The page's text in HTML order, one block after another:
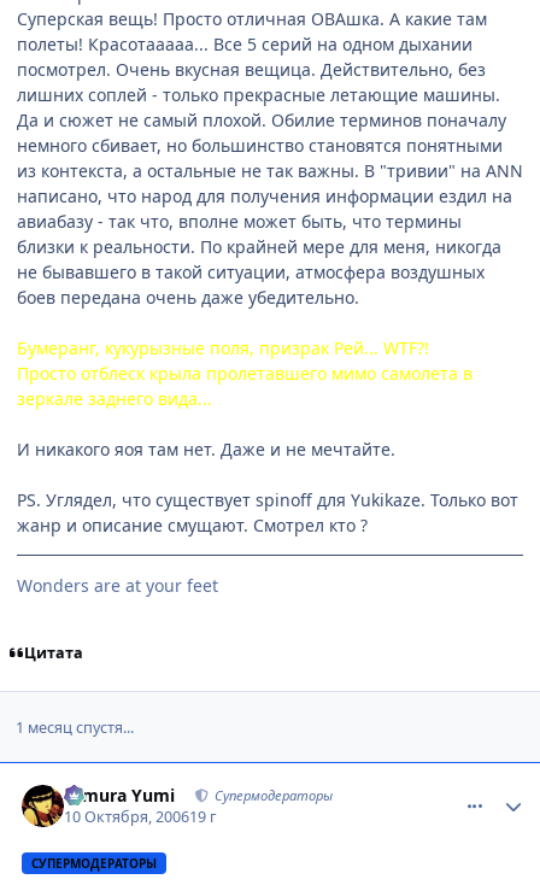
Суперская вещь! Просто отличная ОВАшка. А какие там
полеты! Красотааааа... Все 5 серий на одном дыхании
посмотрел. Очень вкусная вещица. Действительно, без
лишних соплей - только прекрасные летающие машины.
Да и сюжет не самый плохой. Обилие терминов поначалу
немного сбивает, но большинство становятся понятными
из контекста, а остальные не так важны. В "тривии" на ANN
написано, что народ для получения информации ездил на
авиабазу - так что, вполне может быть, что термины
близки к реальности. По крайней мере для меня, никогда
не бывавшего в такой ситуации, атмосфера воздушных
боев передана очень даже убедительно.
Бумеранг, кукурызные поля, призрак Рей... WTF?!
Просто отблеск крыла пролетавшего мимо самолета в
зеркале заднего вида...
И никакого яоя там нет. Даже и не мечтайте.
PS. Углядел, что существует spinoff для Yukikaze. Только вот
жанр и описание смущают. Смотрел кто ?
Wonders are at your feet
Цитата
1 месяц спустя...
Himura Yumi Супермодераторы
10 Октября, 200619 г
СУПЕРМОДЕРАТОРЫ